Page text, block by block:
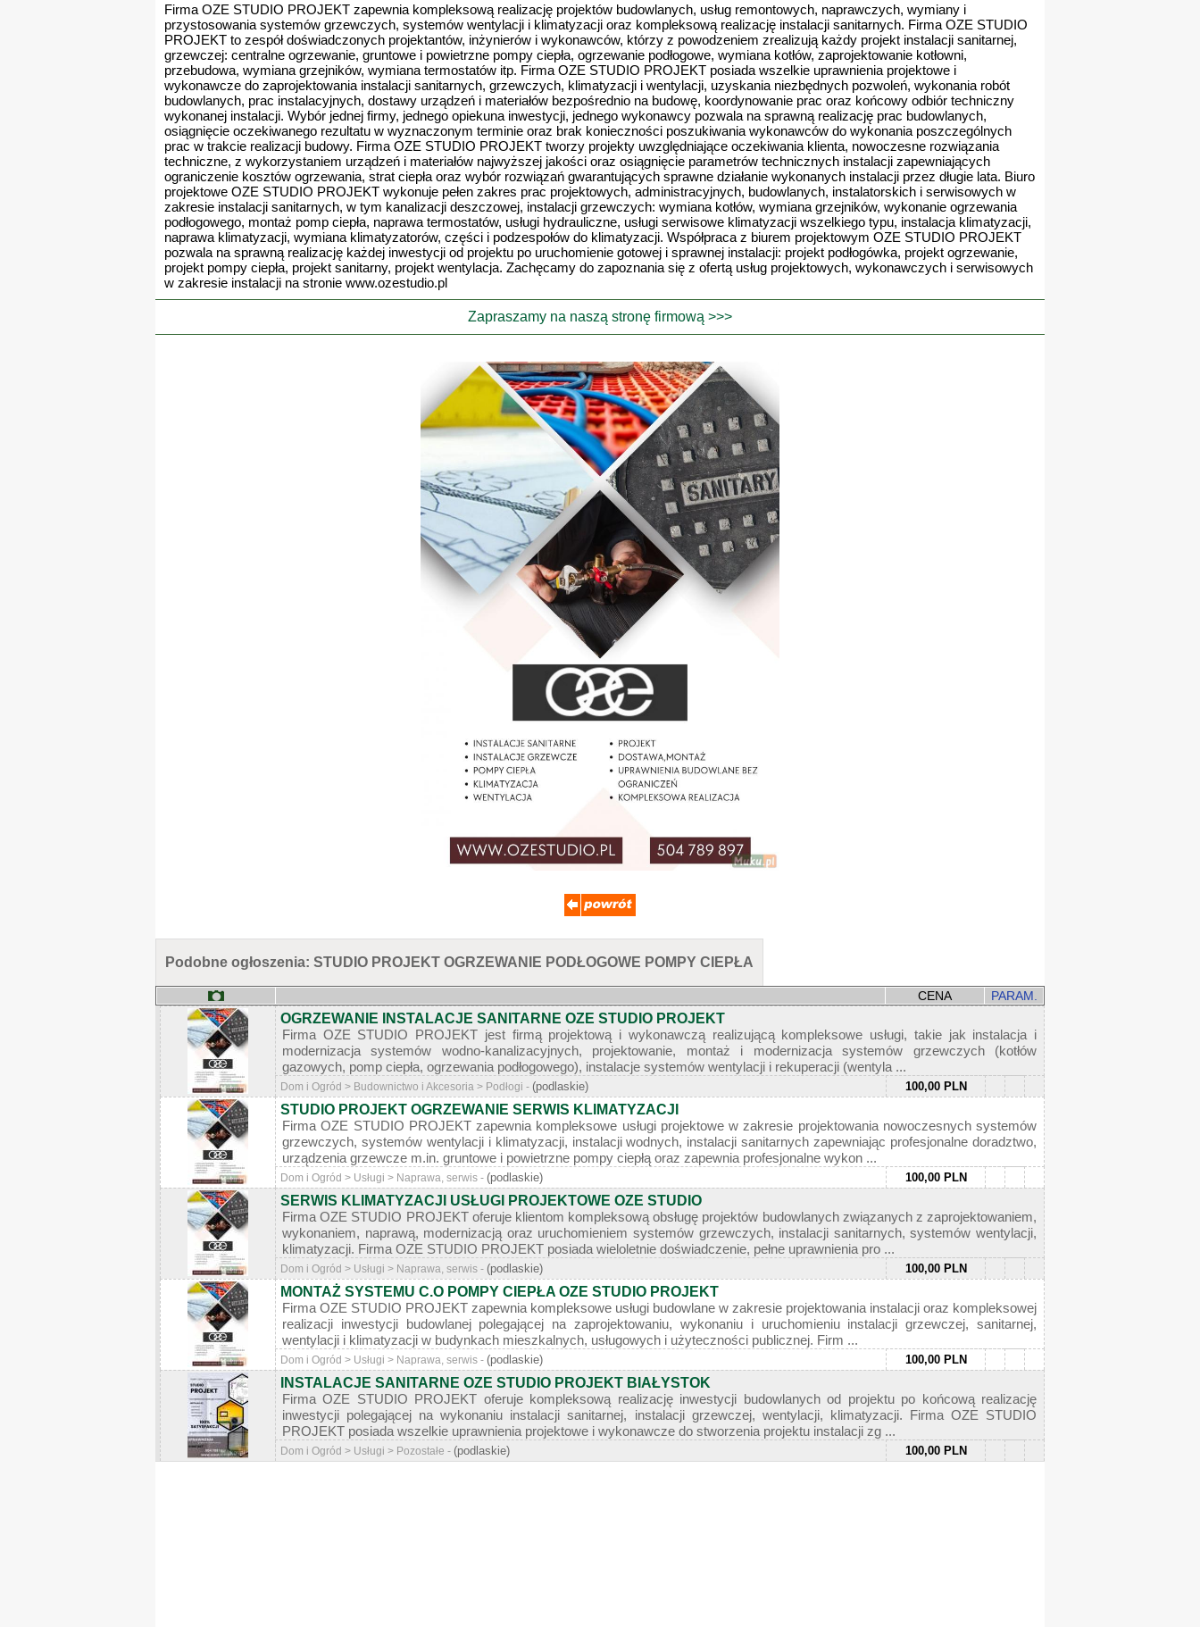
Firma OZE STUDIO PROJEKT zapewnia kompleksową realizację projektów budowlanych, usług remontowych, naprawczych, wymiany i
przystosowania systemów grzewczych, systemów wentylacji i klimatyzacji oraz kompleksową realizację instalacji sanitarnych. Firma OZE STUDIO
PROJEKT to zespół doświadczonych projektantów, inżynierów i wykonawców, którzy z powodzeniem zrealizują każdy projekt instalacji sanitarnej,
grzewczej: centralne ogrzewanie, gruntowe i powietrzne pompy ciepła, ogrzewanie podłogowe, wymiana kotłów, zaprojektowanie kotłowni,
przebudowa, wymiana grzejników, wymiana termostatów itp. Firma OZE STUDIO PROJEKT posiada wszelkie uprawnienia projektowe i
wykonawcze do zaprojektowania instalacji sanitarnych, grzewczych, klimatyzacji i wentylacji, uzyskania niezbędnych pozwoleń, wykonania robót
budowlanych, prac instalacyjnych, dostawy urządzeń i materiałów bezpośrednio na budowę, koordynowanie prac oraz końcowy odbiór techniczny
wykonanej instalacji. Wybór jednej firmy, jednego opiekuna inwestycji, jednego wykonawcy pozwala na sprawną realizację prac budowlanych,
osiągnięcie oczekiwanego rezultatu w wyznaczonym terminie oraz brak konieczności poszukiwania wykonawców do wykonania poszczególnych
prac w trakcie realizacji budowy. Firma OZE STUDIO PROJEKT tworzy projekty uwzględniające oczekiwania klienta, nowoczesne rozwiązania
techniczne, z wykorzystaniem urządzeń i materiałów najwyższej jakości oraz osiągnięcie parametrów technicznych instalacji zapewniających
ograniczenie kosztów ogrzewania, strat ciepła oraz wybór rozwiązań gwarantujących sprawne działanie wykonanych instalacji przez długie lata. Biuro
projektowe OZE STUDIO PROJEKT wykonuje pełen zakres prac projektowych, administracyjnych, budowlanych, instalatorskich i serwisowych w
zakresie instalacji sanitarnych, w tym kanalizacji deszczowej, instalacji grzewczych: wymiana kotłów, wymiana grzejników, wykonanie ogrzewania
podłogowego, montaż pomp ciepła, naprawa termostatów, usługi hydrauliczne, usługi serwisowe klimatyzacji wszelkiego typu, instalacja klimatyzacji,
naprawa klimatyzacji, wymiana klimatyzatorów, części i podzespołów do klimatyzacji. Współpraca z biurem projektowym OZE STUDIO PROJEKT
pozwala na sprawną realizację każdej inwestycji od projektu po uruchomienie gotowej i sprawnej instalacji: projekt podłogówka, projekt ogrzewanie,
projekt pompy ciepła, projekt sanitarny, projekt wentylacja. Zachęcamy do zapoznania się z ofertą usług projektowych, wykonawczych i serwisowych
w zakresie instalacji na stronie www.ozestudio.pl
Zapraszamy na naszą stronę firmową >>>
Podobne ogłoszenia: STUDIO PROJEKT OGRZEWANIE PODŁOGOWE POMPY CIEPŁA
CENA PARAM.
OGRZEWANIE INSTALACJE SANITARNE OZE STUDIO PROJEKT
Firma OZE STUDIO PROJEKT jest firmą projektową i wykonawczą realizującą kompleksowe usługi, takie jak instalacja i
modernizacja systemów wodno-kanalizacyjnych, projektowanie, montaż i modernizacja systemów grzewczych (kotłów
gazowych, pomp ciepła, ogrzewania podłogowego), instalacje systemów wentylacji i rekuperacji (wentyla ...
Dom i Ogród > Budownictwo i Akcesoria > Podłogi - (podlaskie) 100,00 PLN
STUDIO PROJEKT OGRZEWANIE SERWIS KLIMATYZACJI
Firma OZE STUDIO PROJEKT zapewnia kompleksowe usługi projektowe w zakresie projektowania nowoczesnych systemów
grzewczych, systemów wentylacji i klimatyzacji, instalacji wodnych, instalacji sanitarnych zapewniając profesjonalne doradztwo,
urządzenia grzewcze m.in. gruntowe i powietrzne pompy ciepłą oraz zapewnia profesjonalne wykon ...
Dom i Ogród > Usługi > Naprawa, serwis - (podlaskie) 100,00 PLN
SERWIS KLIMATYZACJI USŁUGI PROJEKTOWE OZE STUDIO
Firma OZE STUDIO PROJEKT oferuje klientom kompleksową obsługę projektów budowlanych związanych z zaprojektowaniem,
wykonaniem, naprawą, modernizacją oraz uruchomieniem systemów grzewczych, instalacji sanitarnych, systemów wentylacji,
klimatyzacji. Firma OZE STUDIO PROJEKT posiada wieloletnie doświadczenie, pełne uprawnienia pro ...
Dom i Ogród > Usługi > Naprawa, serwis - (podlaskie) 100,00 PLN
MONTAŻ SYSTEMU C.O POMPY CIEPŁA OZE STUDIO PROJEKT
Firma OZE STUDIO PROJEKT zapewnia kompleksowe usługi budowlane w zakresie projektowania instalacji oraz kompleksowej
realizacji inwestycji budowlanej polegającej na zaprojektowaniu, wykonaniu i uruchomieniu instalacji grzewczej, sanitarnej,
wentylacji i klimatyzacji w budynkach mieszkalnych, usługowych i użyteczności publicznej. Firm ...
Dom i Ogród > Usługi > Naprawa, serwis - (podlaskie) 100,00 PLN
INSTALACJE SANITARNE OZE STUDIO PROJEKT BIAŁYSTOK
Firma OZE STUDIO PROJEKT oferuje kompleksową realizację inwestycji budowlanych od projektu po końcową realizację
inwestycji polegającej na wykonaniu instalacji sanitarnej, instalacji grzewczej, wentylacji, klimatyzacji. Firma OZE STUDIO
PROJEKT posiada wszelkie uprawnienia projektowe i wykonawcze do stworzenia projektu instalacji zg ...
Dom i Ogród > Usługi > Pozostałe - (podlaskie) 100,00 PLN